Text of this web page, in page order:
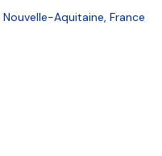
Aquitaine, France